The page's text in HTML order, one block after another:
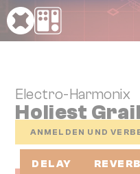
Cookie-Einstellungen
Electro-Harmonix
Holiest Grail
ANMELDEN UND
DELAY REVERB